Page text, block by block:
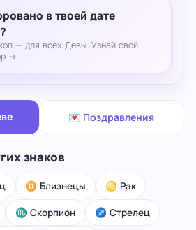
в твоей дате
— для всех Девы. Узнай свой
→
💌 Поздравления
знаков
♊ Близнецы ♋ Рак
♏ Скорпион ♐ Стрелец